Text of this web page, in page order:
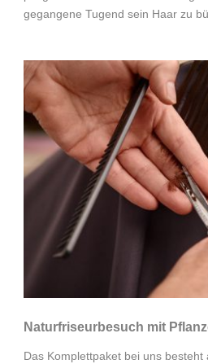
gegangene Tugend sein Haar zu
Naturfriseurbesuch mit
Das Komplettpaket bei uns besteht